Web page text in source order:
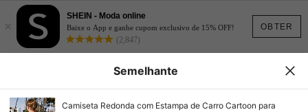
OBTER
×
SHEIN - Moda online
Baixe o App e ganhe cupom exclusivo de 15% OFF!
(2,847)
Semelhante
Camiseta Redonda com Estampa de Carro Cartoon para